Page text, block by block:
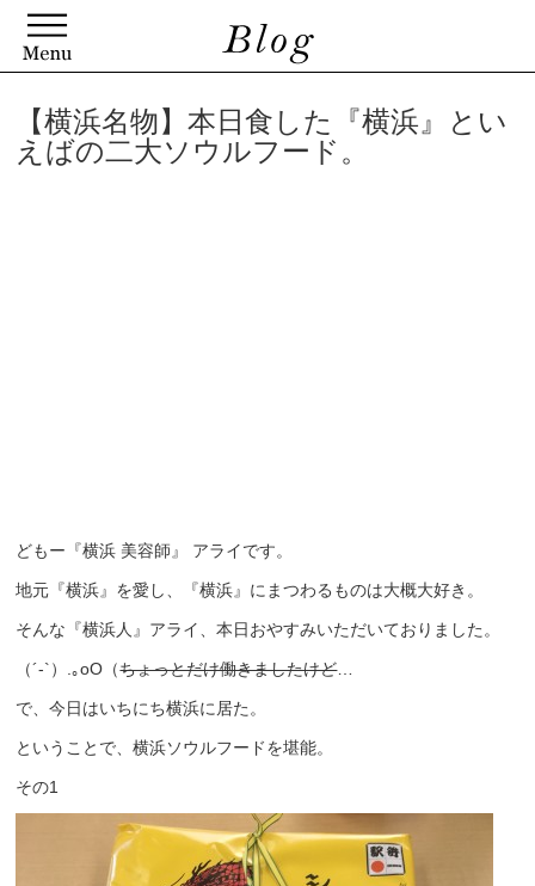
【横浜名物】本日食した『横浜』とい
えばの二大ソウルフード。
どもー『横浜 美容師』 アライです。
地元『横浜』を愛し、『横浜』にまつわるものは大概大好き。
そんな『横浜人』アライ、本日おやすみいただいておりました。
（´-`）.｡oO（ちょっとだけ働きましたけど…
で、今日はいちにち横浜に居た。
ということで、横浜ソウルフードを堪能。
その1